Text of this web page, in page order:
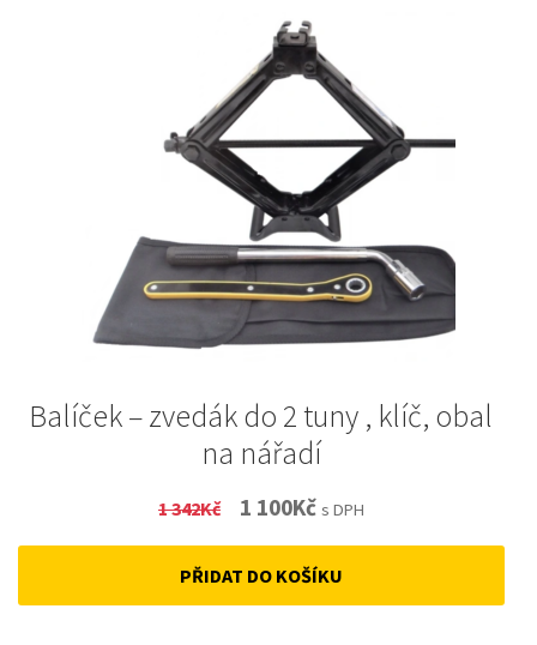
Balíček – zvedák do 2 tuny , klíč, obal
na nářadí
1 342Kč
Original
price
was:
1 100KčCurrent
price
is:
s DPH
PŘIDAT DO KOŠÍKU